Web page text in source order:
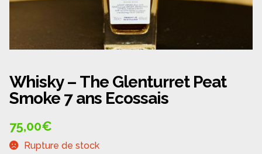
Whisky – The Glenturret Peat
Smoke 7 ans Ecossais
75,00€
Rupture de stock